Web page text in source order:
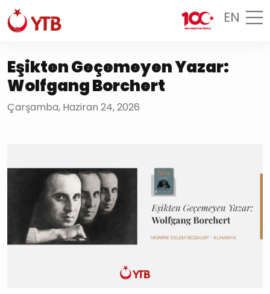
EN
Eşikten Geçemeyen Yazar:
Wolfgang Borchert
Çarşamba, Haziran 24, 2026